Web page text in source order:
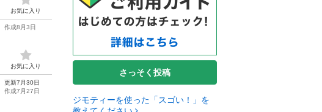
お気に入り
作成8月3日
お気に入り
更新7月30日
作成7月27日
さっそく投稿
ジモティーを使った「スゴい！」を